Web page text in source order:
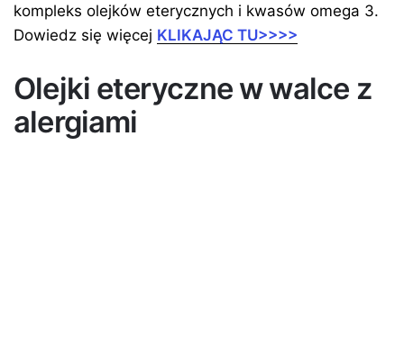
kompleks olejków eterycznych i kwasów omega 3.
Dowiedz się więcej KLIKAJĄC TU>>>>
Olejki eteryczne w walce z
alergiami